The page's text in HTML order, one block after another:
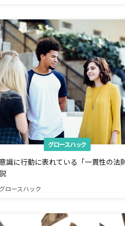
グロースハック
識に行動に表れている「一貫性の法
グロースハック